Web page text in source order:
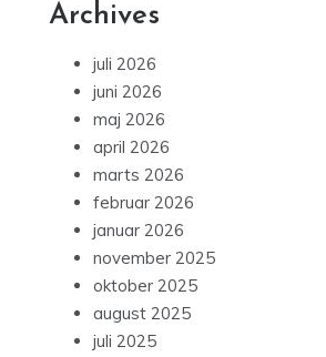
Archives
juli 2026
juni 2026
maj 2026
april 2026
marts 2026
februar 2026
januar 2026
november 2025
oktober 2025
august 2025
juli 2025